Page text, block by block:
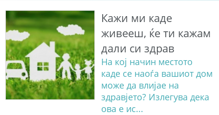
Кажи ми каде
живееш, ќе ти кажам
дали си здрав
На кој начин местото
каде се наоѓа вашиот дом
може да влијае на
здравјето? Излегува дека
ова е ис...